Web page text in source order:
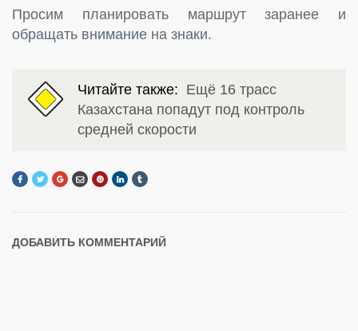
Просим планировать маршрут заранее и
обращать внимание на знаки.
Читайте также: Ещё 16 трасс
Казахстана попадут под контроль
средней скорости
ДОБАВИТЬ КОММЕНТАРИЙ